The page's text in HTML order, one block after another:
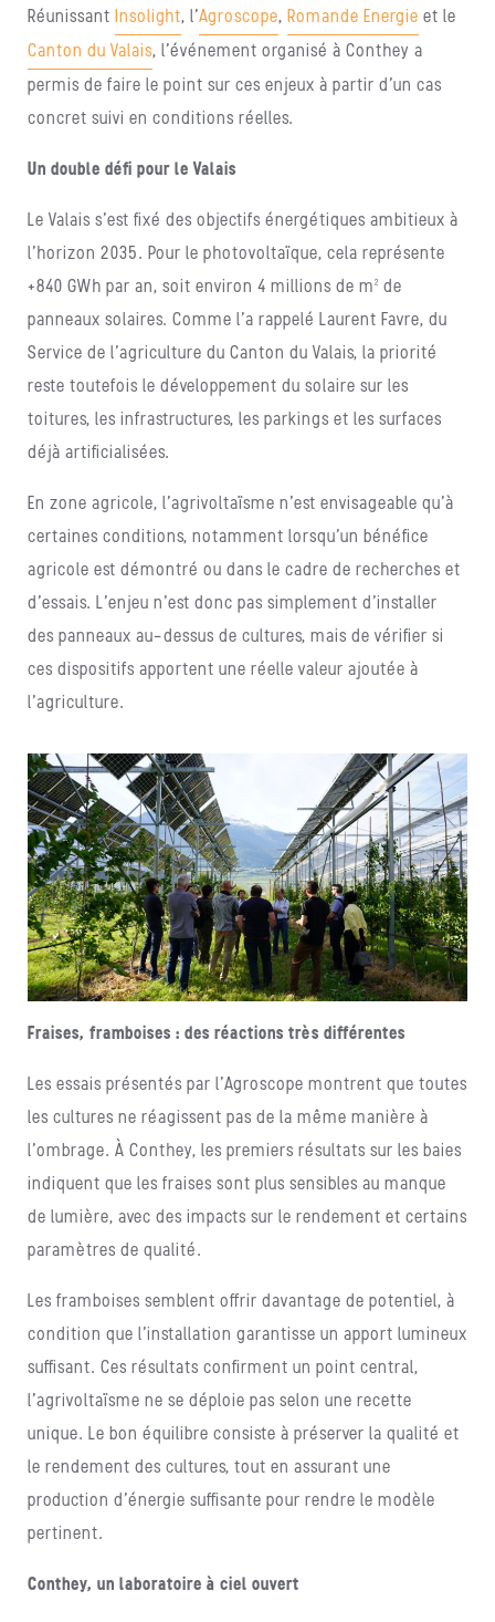
Réunissant Insolight, l’Agroscope, Romande Energie et le
Canton du Valais, l’événement organisé à Conthey a
permis de faire le point sur ces enjeux à partir d’un cas
concret suivi en conditions réelles.
Un double défi pour le Valais
Le Valais s’est fixé des objectifs énergétiques ambitieux à
l’horizon 2035. Pour le photovoltaïque, cela représente
+840 GWh par an, soit environ 4 millions de m² de
panneaux solaires. Comme l’a rappelé Laurent Favre, du
Service de l’agriculture du Canton du Valais, la priorité
reste toutefois le développement du solaire sur les
toitures, les infrastructures, les parkings et les surfaces
déjà artificialisées.
En zone agricole, l’agrivoltaïsme n’est envisageable qu’à
certaines conditions, notamment lorsqu’un bénéfice
agricole est démontré ou dans le cadre de recherches et
d’essais. L’enjeu n’est donc pas simplement d’installer
des panneaux au-dessus de cultures, mais de vérifier si
ces dispositifs apportent une réelle valeur ajoutée à
l’agriculture.
Fraises, framboises : des réactions très différentes
Les essais présentés par l’Agroscope montrent que toutes
les cultures ne réagissent pas de la même manière à
l’ombrage. À Conthey, les premiers résultats sur les baies
indiquent que les fraises sont plus sensibles au manque
de lumière, avec des impacts sur le rendement et certains
paramètres de qualité.
Les framboises semblent offrir davantage de potentiel, à
condition que l’installation garantisse un apport lumineux
suffisant. Ces résultats confirment un point central,
l’agrivoltaïsme ne se déploie pas selon une recette
unique. Le bon équilibre consiste à préserver la qualité et
le rendement des cultures, tout en assurant une
production d’énergie suffisante pour rendre le modèle
pertinent.
Conthey, un laboratoire à ciel ouvert